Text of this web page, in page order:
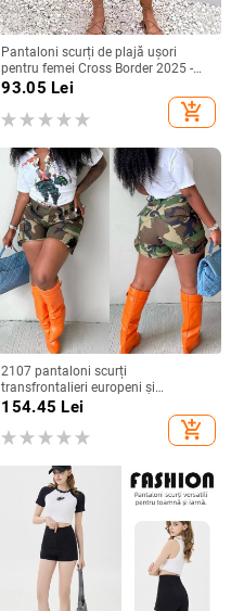
Pantaloni scurți de plajă ușori
pentru femei Cross Border 2025 -
Imprimeu floral casual albastru și
93.05 Lei
add_shopping_cart
2107 pantaloni scurți
transfrontalieri europeni și
americani Amazon 2023 pentru
femei, de vară, cu imprimeu de
camuflaj, cusături și patch-uri
154.45 Lei
add_shopping_cart